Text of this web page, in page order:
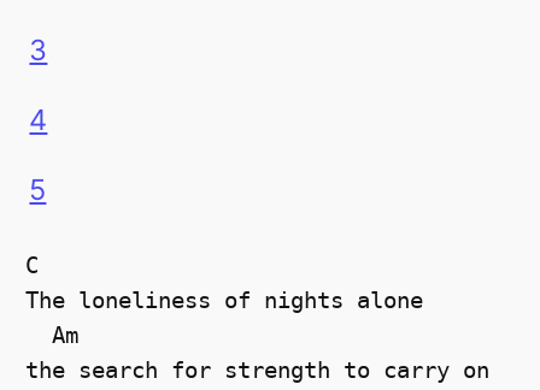
3
4
5
C
The loneliness of nights alone
  Am
the search for strength to carry on